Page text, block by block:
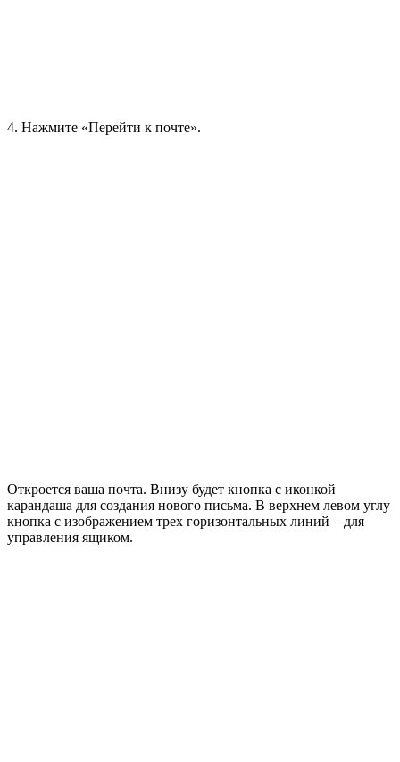
4. Нажмите «Перейти к почте».
Откроется ваша почта. Внизу будет кнопка с иконкой
карандаша для создания нового письма. В верхнем левом углу
кнопка с изображением трех горизонтальных линий – для
управления ящиком.